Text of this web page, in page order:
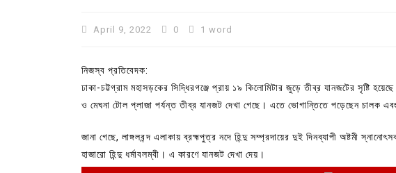
April 9, 2022 0 1 word
নিজস্ব প্রতিবেদক:
ঢাকা-চট্টগ্রাম মহাসড়কের সিদ্ধিরগঞ্জে প্রায় ১৯ কিলোমিটার জুড়ে তীব্র যানজটের সৃষ্টি
ও মেঘনা টোল প্লাজা পর্যন্ত তীব্র যানজট দেখা গেছে। এতে ভোগান্তিতে পড়েছেন চালক
জানা গেছে, লাঙ্গলবন্দ এলাকায় ব্রহ্মপুত্র নদে হিন্দু সম্প্রদায়ের দুই দিনব্যাপী অষ্টমী
হাজারো হিন্দু ধর্মাবলম্বী। এ কারণে যানজট দেখা দেয়।